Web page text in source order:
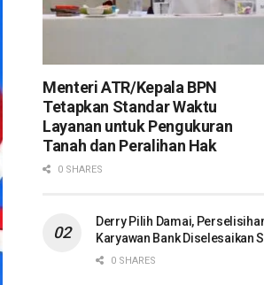
Menteri ATR/Kepala BPN
Tetapkan Standar Waktu
Layanan untuk Pengukuran
Tanah dan Peralihan Hak
0 SHARES
Derry Pilih Damai,
Karyawan Bank Diselesaikan
0 SHARES